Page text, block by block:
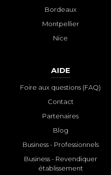
Bordeaux
Montpellier
Nice
AIDE
Foire aux questions (FAQ)
Contact
Partenaires
Blog
Business - Professionnels
Business - Revendiquer
établissement